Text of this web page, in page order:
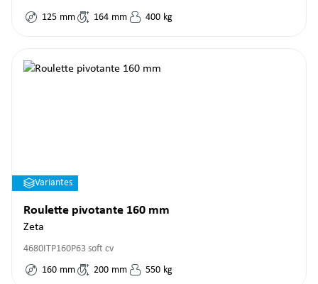
125 mm 164 mm 400 kg
Variantes
Roulette pivotante 160 mm
Zeta
4680ITP160P63 soft cv
160 mm 200 mm 550 kg